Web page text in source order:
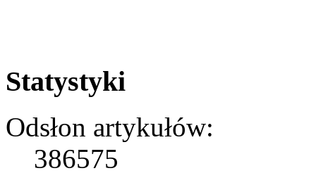
Statystyki
Odsłon artykułów:
386575